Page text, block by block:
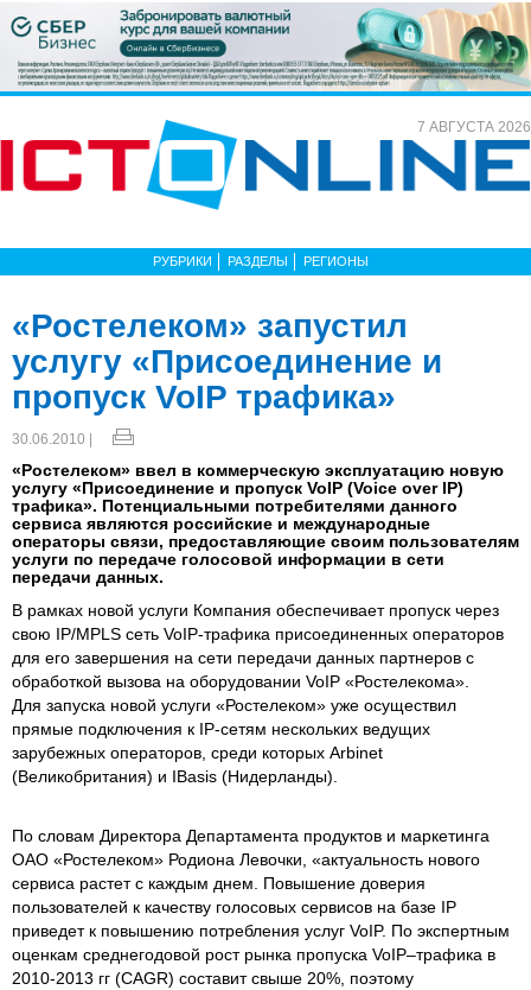
7 АВГУСТА 2026
РУБРИКИ РАЗДЕЛЫ РЕГИОНЫ
«Ростелеком» запустил
услугу «Присоединение и
пропуск VoIP трафика»
30.06.2010 |
«Ростелеком» ввел в коммерческую эксплуатацию новую
услугу «Присоединение и пропуск VoIP (Voice over IP)
трафика». Потенциальными потребителями данного
сервиса являются российские и международные
операторы связи, предоставляющие своим пользователям
услуги по передаче голосовой информации в сети
передачи данных.
В рамках новой услуги Компания обеспечивает пропуск через
свою IP/MPLS сеть VoIP-трафика присоединенных операторов
для его завершения на сети передачи данных партнеров с
обработкой вызова на оборудовании VoIP «Ростелекома».
Для запуска новой услуги «Ростелеком» уже осуществил
прямые подключения к IP-cетям нескольких ведущих
зарубежных операторов, среди которых Arbinet
(Великобритания) и IBasis (Нидерланды).
По словам Директора Департамента продуктов и маркетинга
ОАО «Ростелеком» Родиона Левочки, «актуальность нового
сервиса растет с каждым днем. Повышение доверия
пользователей к качеству голосовых сервисов на базе IP
приведет к повышению потребления услуг VoIP. По экспертным
оценкам среднегодовой рост рынка пропуска VoIP–трафика в
2010-2013 гг (CAGR) cоставит свыше 20%, поэтому